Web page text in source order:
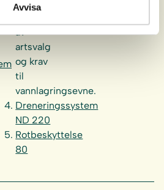
Avvisa
plater,
av
artsvalg
og krav
til
vannlagringsevne.
Dreneringssystem
ND 220
Rotbeskyttelse
80